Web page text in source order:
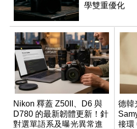
學雙重優化
Nikon 釋蓋 Z50II、D6 與
D780 的最新韌體更新！針
對選單語系及曝光異常進
德韓
接環